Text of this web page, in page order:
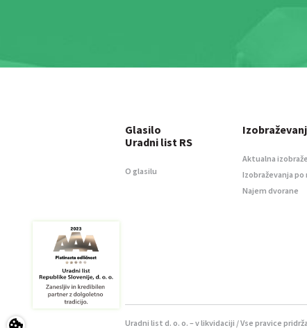
Glasilo
Uradni list RS
O glasilu
Aktualna
Izobraževanja po
Najem dvorane
Uradni list d. o. o. – v likvidaciji / Vse pravice